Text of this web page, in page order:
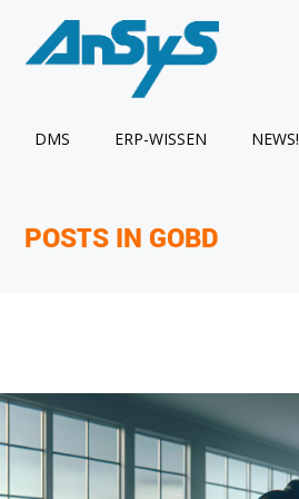
DMS ERP-WISSEN NEWS!
POSTS IN GOBD